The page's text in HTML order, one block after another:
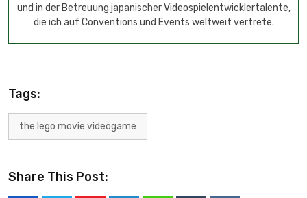
und in der Betreuung japanischer Videospielentwicklertalente,
die ich auf Conventions und Events weltweit vertrete.
Tags:
the lego movie videogame
Share This Post: